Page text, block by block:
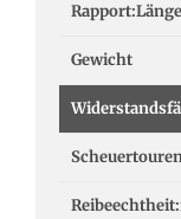
Rapport:Länge
Gewicht